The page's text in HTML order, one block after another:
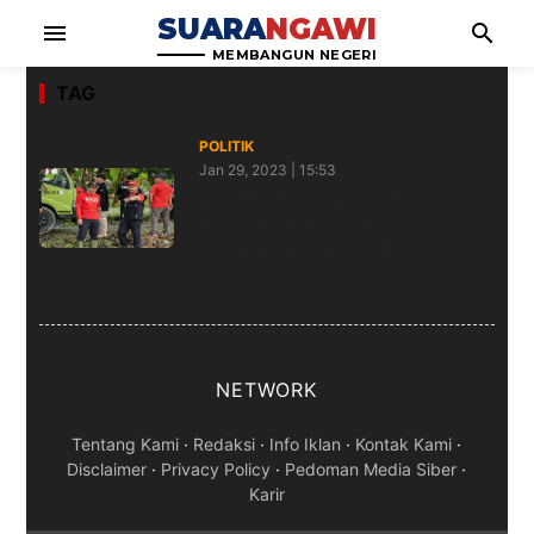
menu SUARANGAWI
MEMBANGUN NEGERI
search
TAG
POLITIK
Jan 29, 2023 | 15:53
NETWORK
Tentang Kami · Redaksi · Info Iklan · Kontak Kami ·
Disclaimer · Privacy Policy · Pedoman Media Siber ·
Karir